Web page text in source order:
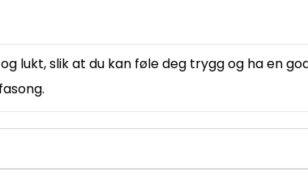
slik at du kan føle deg trygg og ha en